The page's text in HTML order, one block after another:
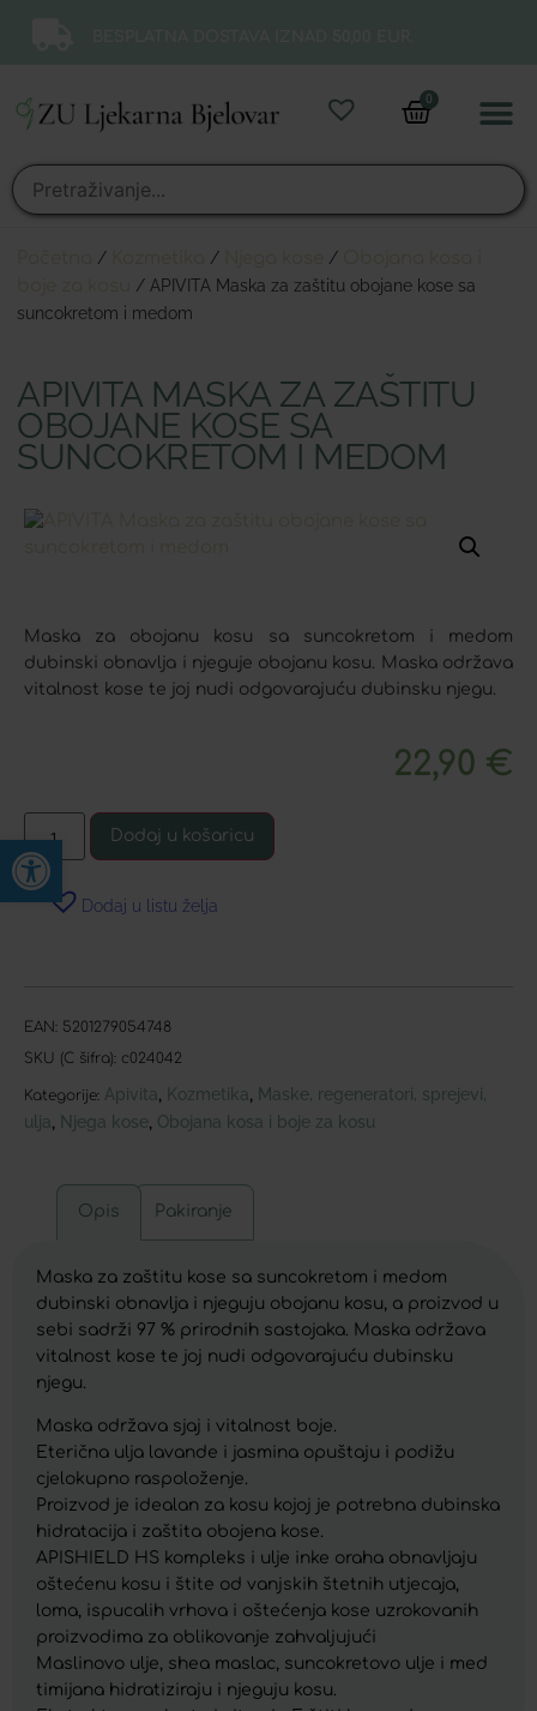
Open toolbar
0
/ / /
/ APIVITA Maska za zaštitu obojane kose sa
suncokretom i medom
APIVITA MASKA ZA ZAŠTITU
OBOJANE KOSE SA
SUNCOKRETOM I MEDOM
Maska za obojanu kosu sa suncokretom i medom
dubinski obnavlja i njeguje obojanu kosu. Maska održava
vitalnost kose te joj nudi odgovarajuću dubinsku njegu.
22,90 €
Dodaj u košaricu
Dodaj u listu želja
EAN: 5201279054748
SKU (C šifra): c024042
Kategorije: Apivita, Kozmetika, Maske, regeneratori, sprejevi,
ulja, Njega kose, Obojana kosa i boje za kosu
Opis Pakiranje
Maska za zaštitu kose sa suncokretom i medom
dubinski obnavlja i njeguju obojanu kosu, a proizvod u
sebi sadrži 97 % prirodnih sastojaka. Maska održava
vitalnost kose te joj nudi odgovarajuću dubinsku
njegu.
Maska održava sjaj i vitalnost boje.
Eterična ulja lavande i jasmina opuštaju i podižu
cjelokupno raspoloženje.
Proizvod je idealan za kosu kojoj je potrebna dubinska
hidratacija i zaštita obojena kose.
APISHIELD HS kompleks i ulje inke oraha obnavljaju
oštećenu kosu i štite od vanjskih štetnih utjecaja,
loma, ispucalih vrhova i oštećenja kose uzrokovanih
proizvodima za oblikovanje zahvaljujući
Maslinovo ulje, shea maslac, suncokretovo ulje i med
timijana hidratiziraju i njeguju kosu.